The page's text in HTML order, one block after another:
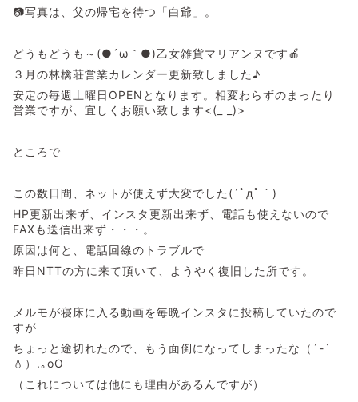
📷写真は、父の帰宅を待つ「白爺」。
どうもどうも～(●´ω｀●)乙女雑貨マリアンヌです🍎
３月の林檎荘営業カレンダー更新致しました♪
安定の毎週土曜日OPENとなります。相変わらずのまったり
営業ですが、宜しくお願い致します<(_ _)>
ところで
この数日間、ネットが使えず大変でした(´ﾟдﾟ｀)
HP更新出来ず、インスタ更新出来ず、電話も使えないので
FAXも送信出来ず・・・。
原因は何と、電話回線のトラブルで
昨日NTTの方に来て頂いて、ようやく復旧した所です。
メルモが寝床に入る動画を毎晩インスタに投稿していたので
すが
ちょっと途切れたので、もう面倒になってしまったな（´-`
💧）.｡oO
（これについては他にも理由があるんですが）